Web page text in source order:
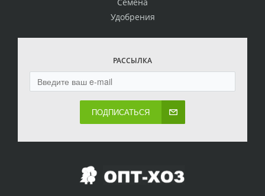
Удобрения
РАССЫЛКА
ПОДПИСАТЬСЯ